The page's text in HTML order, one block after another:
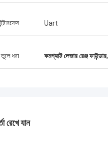
মূল্য 2আশা করি ভবিষ্যতে আমরা
ছড়িয়ে দেব।
Uart
তুলে ধরা কমপ্যাক্ট লেজার রেঞ্জ ফাইন্ডার,
রেখে যান